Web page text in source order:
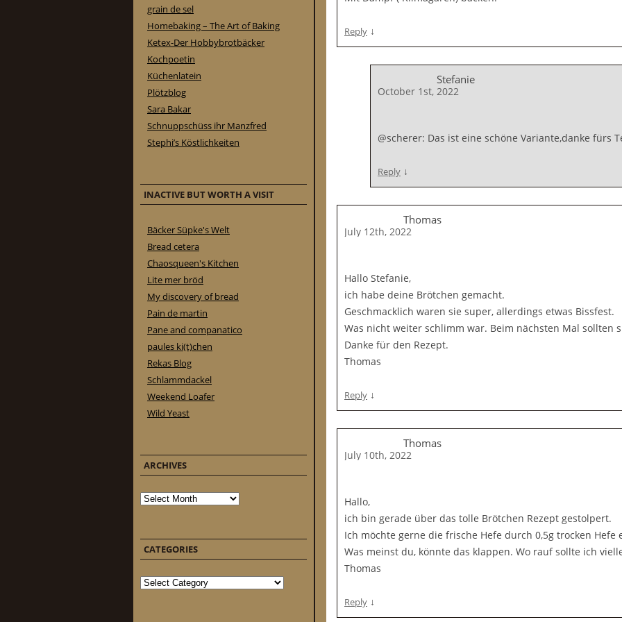
Reply ↓
Stefanie
October 1st, 2022
@scherer: Das ist eine schöne Variante,danke fürs
Reply ↓
Thomas
July 12th, 2022
Hallo Stefanie,
ich habe deine Brötchen gemacht.
Geschmacklich waren sie super, allerdings etwas Bissfest.
Was nicht weiter schlimm war. Beim nächsten Mal sollten
Danke für den Rezept.
Thomas
Reply ↓
Thomas
July 10th, 2022
Hallo,
ich bin gerade über das tolle Brötchen Rezept gestolpert.
Ich möchte gerne die frische Hefe durch 0,5g trocken Hefe
Was meinst du, könnte das klappen. Wo rauf sollte ich
Thomas
Reply ↓
grain de sel
Homebaking – The Art of Baking
Ketex-Der Hobbybrotbäcker
Kochpoetin
Küchenlatein
Plötzblog
Sara Bakar
Schnuppschüss ihr Manzfred
Stephi’s Köstlichkeiten
INACTIVE BUT WORTH A VISIT
Bäcker Süpke's Welt
Bread cetera
Chaosqueen's Kitchen
Lite mer bröd
My discovery of bread
Pain de martin
Pane and companatico
paules ki(t)chen
Rekas Blog
Schlammdackel
Weekend Loafer
Wild Yeast
ARCHIVES
Archives
CATEGORIES
Categories